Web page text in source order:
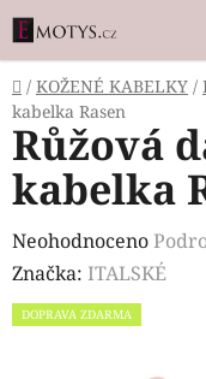
Přejít
na
obsah
Domů
/ KOŽENÉ KABELKY /
kabelka Rasen
Růžová
kabelka
Průměrné
hodnocení
produktu
Neohodnoceno
Značka: ITALSKÉ
DOPRAVA ZDARMA